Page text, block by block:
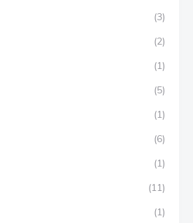
(3)
(2)
(1)
(5)
(1)
(6)
(1)
(11)
(1)